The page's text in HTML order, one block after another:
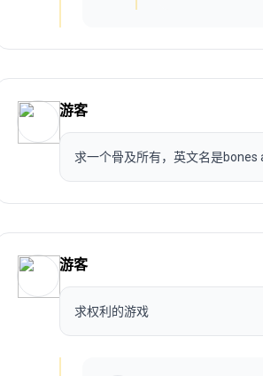
游客
求一个骨及所有，英文名是bones
游客
求权利的游戏